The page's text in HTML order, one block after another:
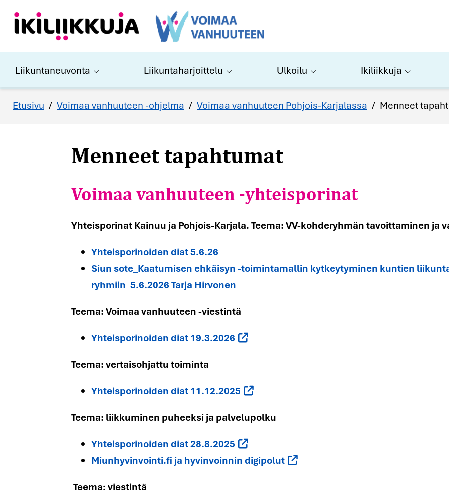
Liikuntaneuvonta Liikuntaharjoittelu Ulkoilu Ikiliikkuja
Etusivu / Voimaa vanhuuteen -ohjelma / Voimaa vanhuuteen Pohjois-Karjalassa / Menneet
Menneet tapahtumat
Voimaa vanhuuteen -yhteisporinat
Yhteisporinat Kainuu ja Pohjois-Karjala. Teema: VV-kohderyhmän tavoittaminen ja
Yhteisporinoiden diat 5.6.26
Siun sote_Kaatumisen ehkäisyn -toimintamallin kytkeytyminen kuntien
ryhmiin_5.6.2026 Tarja Hirvonen
Teema: Voimaa vanhuuteen -viestintä
Yhteisporinoiden diat 19.3.2026
Teema: vertaisohjattu toiminta
Yhteisporinoiden diat 11.12.2025
Teema: liikkuminen puheeksi ja palvelupolku
Yhteisporinoiden diat 28.8.2025
Miunhyvinvointi.fi ja hyvinvoinnin digipolut
Teema: viestintä